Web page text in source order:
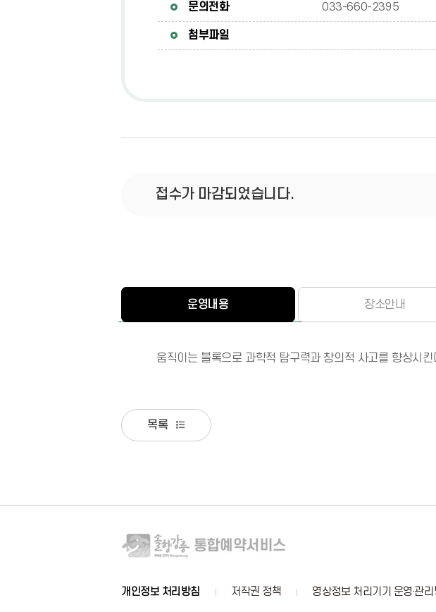
문의전화 033-660-2395
첨부파일
접수가 마감되었습니다.
운영내용 장소안내
움직이는 블록으로 과학적 탐구력과 창의적 사고를 향상시킨
목록
개인정보 처리방침 저작권 정책 영상정보 처리기기 운영·관